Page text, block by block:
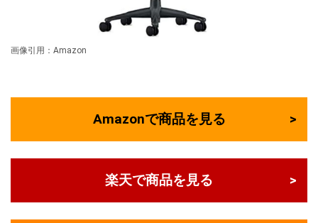
画像引用：Amazon
Amazonで商品を見る
楽天で商品を見る